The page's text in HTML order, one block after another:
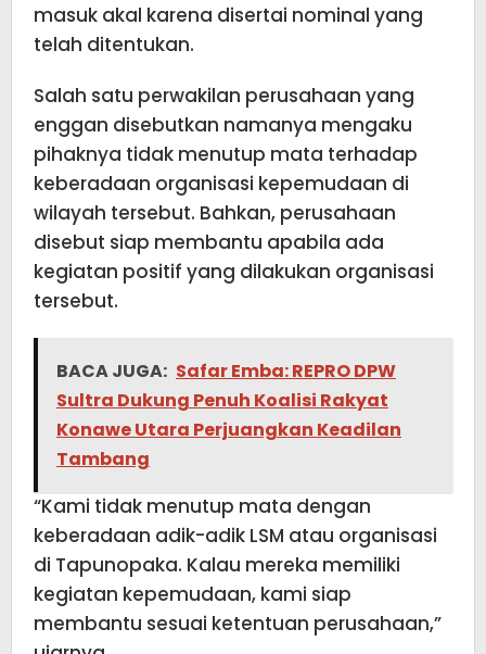
masuk akal karena disertai nominal yang
telah ditentukan.
Salah satu perwakilan perusahaan yang
enggan disebutkan namanya mengaku
pihaknya tidak menutup mata terhadap
keberadaan organisasi kepemudaan di
wilayah tersebut. Bahkan, perusahaan
disebut siap membantu apabila ada
kegiatan positif yang dilakukan organisasi
tersebut.
BACA JUGA: Safar Emba: REPRO DPW
Sultra Dukung Penuh Koalisi Rakyat
Konawe Utara Perjuangkan Keadilan
Tambang
“Kami tidak menutup mata dengan
keberadaan adik-adik LSM atau organisasi
di Tapunopaka. Kalau mereka memiliki
kegiatan kepemudaan, kami siap
membantu sesuai ketentuan perusahaan,”